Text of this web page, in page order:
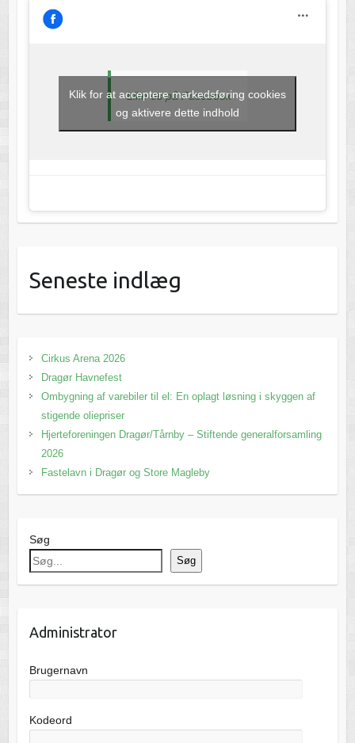
Like os på Facebook
Klik for at acceptere markedsføring cookies
og aktivere dette indhold
Seneste indlæg
Cirkus Arena 2026
Dragør Havnefest
Ombygning af varebiler til el: En oplagt løsning i skyggen af
stigende oliepriser
Hjerteforeningen Dragør/Tårnby – Stiftende generalforsamling
2026
Fastelavn i Dragør og Store Magleby
Søg
Søg
Administrator
Brugernavn
Kodeord